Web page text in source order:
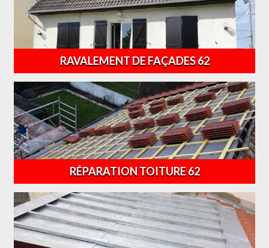
RAVALEMENT DE FAÇADES 62
RÉPARATION TOITURE 62